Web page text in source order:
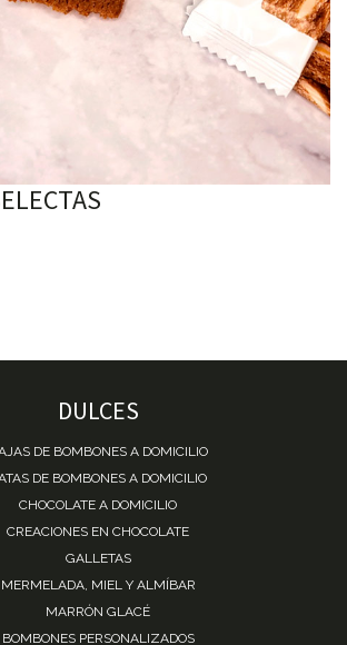
DULCES
DE BOMBONES A DOMICILIO
DE BOMBONES A DOMICILIO
CHOCOLATE A DOMICILIO
CREACIONES EN CHOCOLATE
GALLETAS
MERMELADA, MIEL Y ALMÍBAR
MARRÓN GLACÉ
BOMBONES PERSONALIZADOS